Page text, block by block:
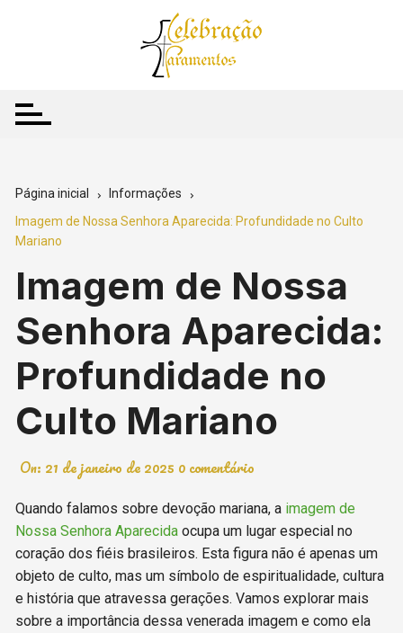
Página inicial
Informações
Imagem de Nossa Senhora Aparecida: Profundidade no Culto
Mariano
Imagem de Nossa
Senhora Aparecida:
Profundidade no
Culto Mariano
On: 21 de janeiro de 2025 0 comentário
Quando falamos sobre devoção mariana, a imagem de
Nossa Senhora Aparecida ocupa um lugar especial no
coração dos fiéis brasileiros. Esta figura não é apenas um
objeto de culto, mas um símbolo de espiritualidade, cultura
e história que atravessa gerações. Vamos explorar mais
sobre a importância dessa venerada imagem e como ela